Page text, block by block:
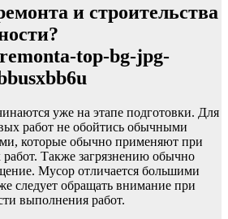
и строительства
уже на этапе подготовки. Для
работ не обойтись обычными
которые обычно применяют при
Также загрязнению обычно
Мусор отличается большими
следует обращать внимание при
выполнения работ.